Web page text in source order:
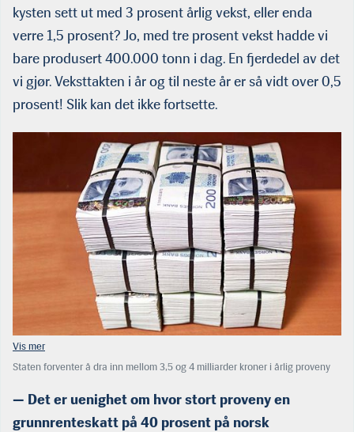
kysten sett ut med 3 prosent årlig vekst, eller enda
verre 1,5 prosent? Jo, med tre prosent vekst hadde vi
bare produsert 400.000 tonn i dag. En fjerdedel av det
vi gjør. Veksttakten i år og til neste år er så vidt over 0,5
prosent! Slik kan det ikke fortsette.
Staten forventer å dra inn mellom 3,5 og 4 milliarder kroner i årlig proveny
2024 vil beløpet bli tre ganger så stort. Nystøyl har regnet på det, men vil
— Det er uenighet om hvor stort proveny en
grunnrenteskatt på 40 prosent på norsk